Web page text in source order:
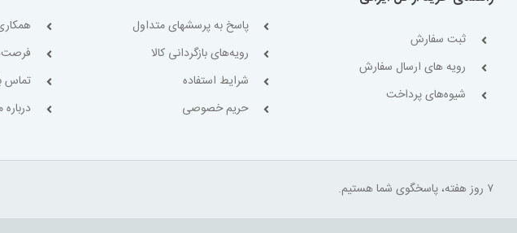
ثبت سفارش
رویه های ارسال سفارش
شیوه‌های پرداخت
پاسخ به پرسشهای متداول
رویه‌های بازگردانی کالا
شرایط استفاده
حریم خصوصی
تماس
درباره
۷ روز هفته، پاسخگوی شما هستیم.